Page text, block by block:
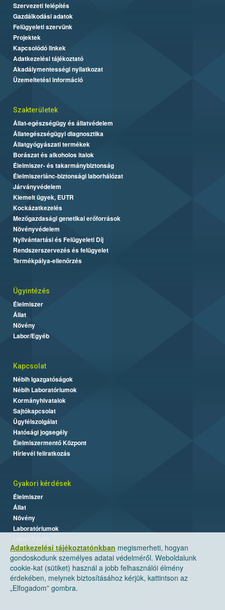
Adatkezelési tájékoztatónkban megismerheti, hogyan
gondoskodunk személyes adatai védelméről. Weboldalunk
cookie-kat (sütiket) használ a jobb felhasználói élmény
érdekében, melynek biztosításához kérjük, kattintson az
„Elfogadom” gombra.
Szervezeti felépítés
Gazdálkodási adatok
Felügyeleti szervünk
Projektek
Kapcsolódó linkek
Adatkezelési tájékoztató
Akadálymentességi nyilatkozat
Üzemeltetési információ
Szakterületek
Állat-egészségügy és állatvédelem
Állategészségügyi diagnosztika
Állatgyógyászati termékek
Borászat és alkoholos italok
Élelmiszer- és takarmánybiztonság
Élelmiszerlánc-biztonsági laborhálózat
Járványvédelem
Kiemelt ügyek, EUTR
Kockázatkezelés
Mezőgazdasági genetikai erőforrások
Növényvédelem
Nyilvántartási és Felügyeleti Díj
Rendszerszervezés és felügyelet
Termékpálya-ellenőrzés
Ügyintézés
Élelmiszer
Állat
Növény
Labor/Egyéb
Kapcsolat
Nébih Igazgatóságok
Nébih Laboratóriumok
Kormányhivatalok
Sajtókapcsolat
Ügyfélszolgálat
Hatósági jogsegély
Élelmiszermentő Központ
Hírlevél feliratkozás
Gyakori kérdések
Élelmiszer
Állat
Növény
Laboratóriumok